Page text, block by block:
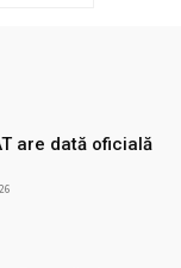
are dată oficială